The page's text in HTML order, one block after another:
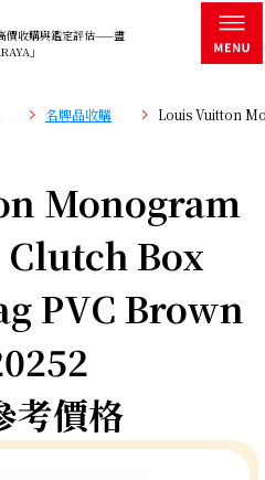
價收購與鑑定評估——盡
」
名牌品收購 Louis Vuitton
Monogram
Clutch Box
PVC Brown
考價格